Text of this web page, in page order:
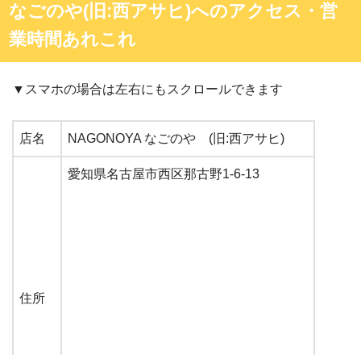
なごのや(旧:西アサヒ)へのアクセス・営
業時間あれこれ
▼スマホの場合は左右にもスクロールできます
店名 NAGONOYA なごのや (旧:西アサヒ)
住所
愛知県名古屋市西区那古野1-6-13